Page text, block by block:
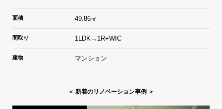
面積 49.86㎡
間取り 1LDK→1R+WIC
建物 マンション
＜ 新着のリノベーション事例 ＞